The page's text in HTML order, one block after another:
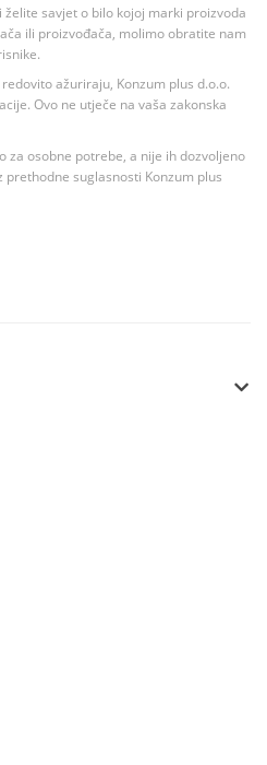
savjet o bilo kojoj marki proizvoda
ili proizvođača, molimo obratite nam
ažuriraju, Konzum plus d.o.o.
Ovo ne utječe na vaša zakonska
za osobne potrebe, a nije ih dozvoljeno
suglasnosti Konzum plus